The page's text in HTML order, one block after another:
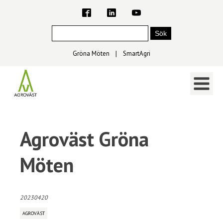
Gröna Möten ∣ SmartAgri
Agroväst Gröna
Möten
20230420
AGROVÄST